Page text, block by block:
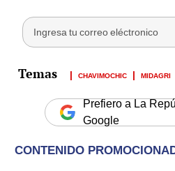
CHAVIMOCHIC MIDAGRI
Prefiero a La
Google